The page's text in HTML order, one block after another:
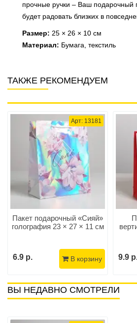
прочные ручки – Ваш подарочный
будет радовать близких в
Размер: 25 × 26 × 10 см
Материал: Бумага, текстиль
ТАКЖЕ РЕКОМЕНДУЕМ
Арт: 13181
Пакет подарочный «Сияй»
голография 23 × 27 × 11 см
6.9 р. В корзину 9.9
ВЫ НЕДАВНО СМОТРЕЛИ